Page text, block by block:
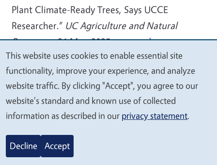
Plant Climate-Ready Trees, Says UCCE
Researcher.” UC Agriculture and Natural
Resources, 31 Mar. 2025,ucanr.edu.
17.“Shady-80-Trees-Recommended-for-the-
Sacramento-Region ...”The Sacramento Tree
Foundation,sactree.org. Accessed 23 May
2025.
Sobre los Autores
We
value
your
privacy
This website uses cookies to enable essential site
functionality, improve your experience, and analyze
website traffic. By clicking "Accept", you agree to our
website's standard and known use of collected
information as described in our privacy statement.
Decline Accept